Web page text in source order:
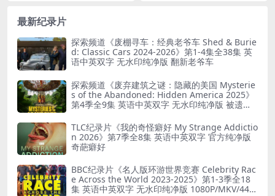
最新纪录片
探索频道《废棚寻车：经典老爷车 Shed & Burie
d: Classic Cars 2024-2026》第1-4集全38集 英
语中英双字 无水印纯净版 翻新老爷车
探索频道《废弃建筑之谜：隐藏的美国 Mysterie
s of the Abandoned: Hidden America 2025》
第4季全9集 英语中英双字 无水印纯净版 被遗弃
TLC纪录片《我的奇怪癖好 My Strange Addictio
n 2026》第7季全8集 英语中英双字 官方纯净版
奇葩癖好
BBC纪录片《名人版环游世界竞赛 Celebrity Rac
e Across the World 2023-2025》第1-3季全18
集 英语中英双字 无水印纯净版 1080P/MKV/44.8